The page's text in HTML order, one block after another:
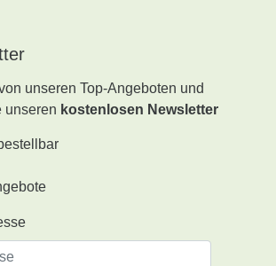
unseren Top-Angeboten und
unseren kostenlosen Newsletter